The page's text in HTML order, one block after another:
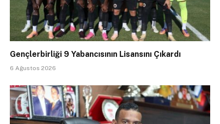
Gençlerbirliği 9 Yabancısının Lisansını Çıkardı
6 Ağustos 2026